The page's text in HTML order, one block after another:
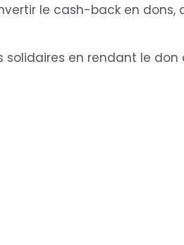
le cash-back en dons,
en rendant le